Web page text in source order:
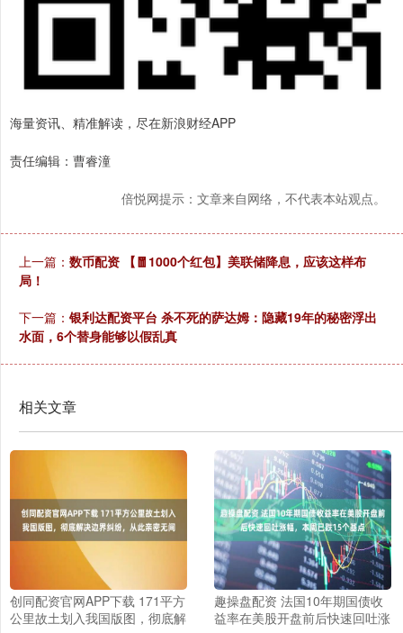
海量资讯、精准解读，尽在新浪财经APP
责任编辑：曹睿潼
倍悦网提示：文章来自网络，不代表本站观点。
上一篇： 数币配资 【🧧1000个红包】美联储降息，应该这样布
局！
下一篇： 银利达配资平台 杀不死的萨达姆：隐藏19年的秘密浮出
水面，6个替身能够以假乱真
相关文章
创同配资官网APP下载 171平方
公里故土划入我国版图，彻底解
趣操盘配资 法国10年期国债收
益率在美股开盘前后快速回吐涨